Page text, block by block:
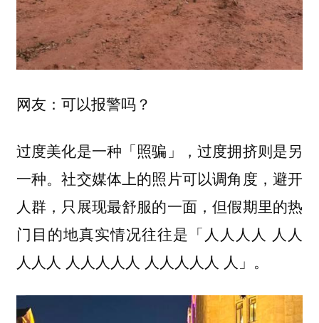
网友：可以报警吗？
过度美化是一种「照骗」，过度拥挤则是另
一种。社交媒体上的照片可以调角度，避开
人群，只展现最舒服的一面，但假期里的热
门目的地真实情况往往是「人人人人 人人
人人人 人人人人人 人人人人人 人」。